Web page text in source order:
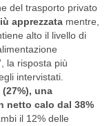
del trasporto privato
apprezzatamentre,
alto il livello di
la risposta più
intervistati.
una
netto calo dal 38%
il 12% delle